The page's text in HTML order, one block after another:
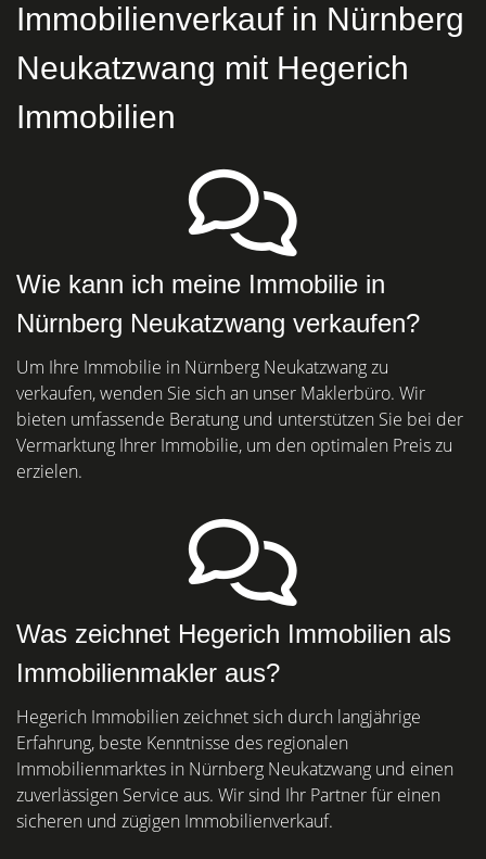
Immobilienverkauf in Nürnberg
Neukatzwang mit Hegerich
Immobilien
Wie kann ich meine Immobilie in
Nürnberg Neukatzwang verkaufen?
Um Ihre Immobilie in Nürnberg Neukatzwang zu
verkaufen, wenden Sie sich an unser Maklerbüro. Wir
bieten umfassende Beratung und unterstützen Sie bei der
Vermarktung Ihrer Immobilie, um den optimalen Preis zu
erzielen.
Was zeichnet Hegerich Immobilien als
Immobilienmakler aus?
Hegerich Immobilien zeichnet sich durch langjährige
Erfahrung, beste Kenntnisse des regionalen
Immobilienmarktes in Nürnberg Neukatzwang und einen
zuverlässigen Service aus. Wir sind Ihr Partner für einen
sicheren und zügigen Immobilienverkauf.